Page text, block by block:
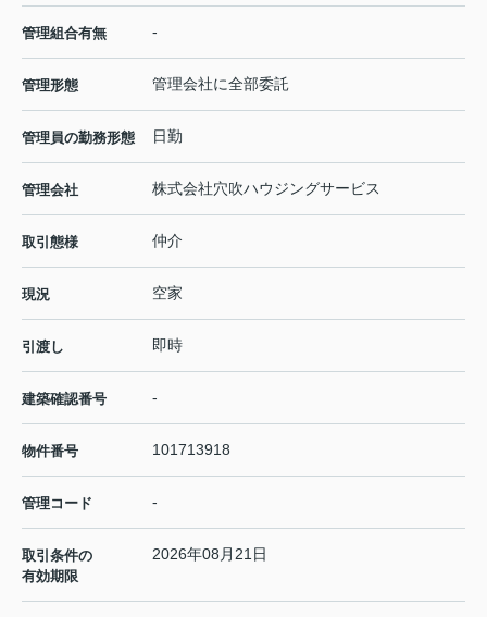
管理組合有無 -
管理形態 管理会社に全部委託
管理員の勤務形態 日勤
管理会社 株式会社穴吹ハウジングサービス
取引態様 仲介
現況 空家
引渡し 即時
建築確認番号 -
物件番号 101713918
管理コード -
取引条件の
有効期限
2026年08月21日